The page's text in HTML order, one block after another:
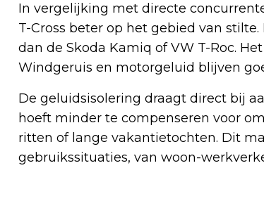
In vergelijking met directe
T-Cross beter op het gebied van stilte.
dan de Skoda Kamiq of VW T-Roc.
Windgeruis en motorgeluid blijven
De geluidsisolering draagt direct bij
hoeft minder te compenseren voor
ritten of lange vakantietochten. Dit
gebruikssituaties, van woon-